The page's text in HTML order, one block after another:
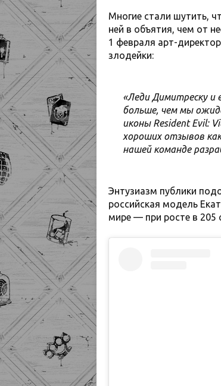
Многие стали шутить,
ней в объятия, чем от
1 февраля арт-
злодейки:
«Леди Димитреску и
больше, чем мы
иконы Resident Evil:
хороших отзывов
нашей команде
Энтузиазм публики
российская модель
мире — при росте в 205